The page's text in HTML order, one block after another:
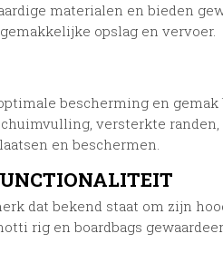
materialen en bieden
opslag en vervoer.
bescherming en
versterkte
en beschermen.
dat bekend staat om zijn
rig en boardbags